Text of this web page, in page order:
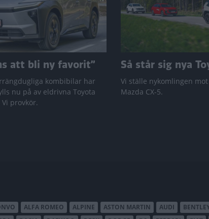
att bli ny favorit”
kombibilar har
nu på av eldrivna Toyota
provkör.
Så står sig nya
Vi ställe nykomlingen
Mazda CX-5.
ALFA ROMEO ALPINE ASTON MARTIN AUDI